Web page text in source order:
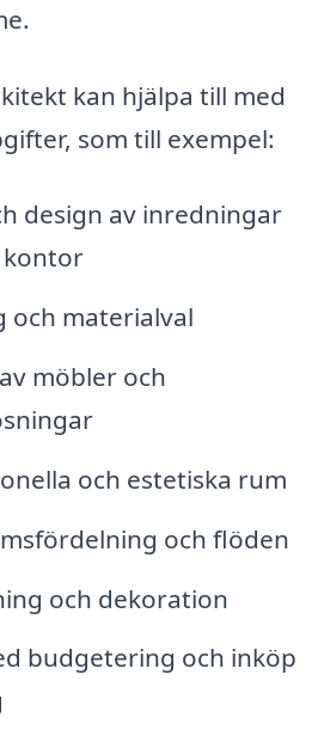
kan hjälpa till med
som till exempel:
design av inredningar
och materialval
möbler och
och estetiska rum
och flöden
och dekoration
budgetering och inköp